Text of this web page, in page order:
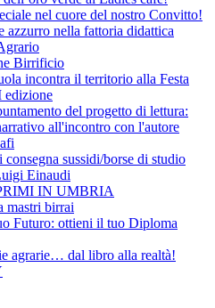
nel cuore del nostro Convitto!
azzurro nella fattoria didattica
Birrificio
incontra il territorio alla Festa
del progetto di lettura:
all'incontro con l'autore
sussidi/borse di studio
Einaudi
IN UMBRIA
mastri birrai
Futuro: ottieni il tuo Diploma
agrarie… dal libro alla realtà!